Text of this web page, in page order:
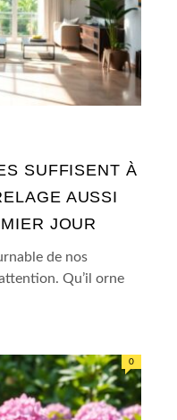
SUFFISENT À
AUSSI
JOUR
de nos
Qu’il orne
0